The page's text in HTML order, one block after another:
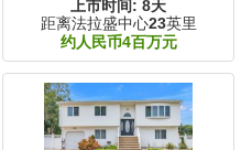
上市时间: 8天
距离法拉盛中心23英里
约人民币4百万元